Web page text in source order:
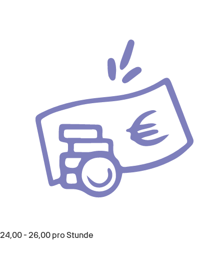
24,00- 26,00 pro Stunde